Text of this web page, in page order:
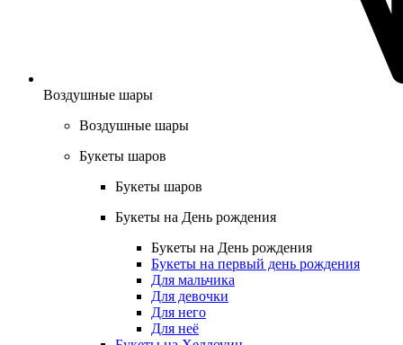
Воздушные шары
Воздушные шары
Букеты шаров
Букеты шаров
Букеты на День рождения
Букеты на День рождения
Букеты на первый день рождения
Для мальчика
Для девочки
Для него
Для неё